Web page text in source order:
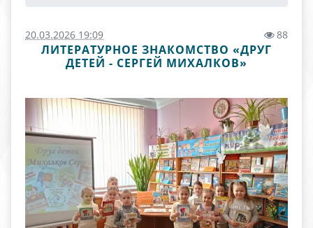
20.03.2026 19:09 88
ЛИТЕРАТУРНОЕ ЗНАКОМСТВО «ДРУГ
ДЕТЕЙ - СЕРГЕЙ МИХАЛКОВ»